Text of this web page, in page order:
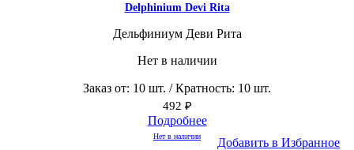
Delphinium Devi Rita
Дельфиниум Деви Рита
Нет в наличии
Заказ от: 10 шт. / Кратность: 10 шт.
492 ₽
Подробнее
Нет в наличии Добавить в Избранное